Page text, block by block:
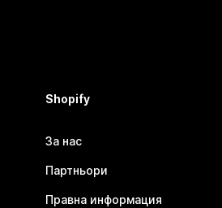
Shopify
За нас
Партньори
Правна информация